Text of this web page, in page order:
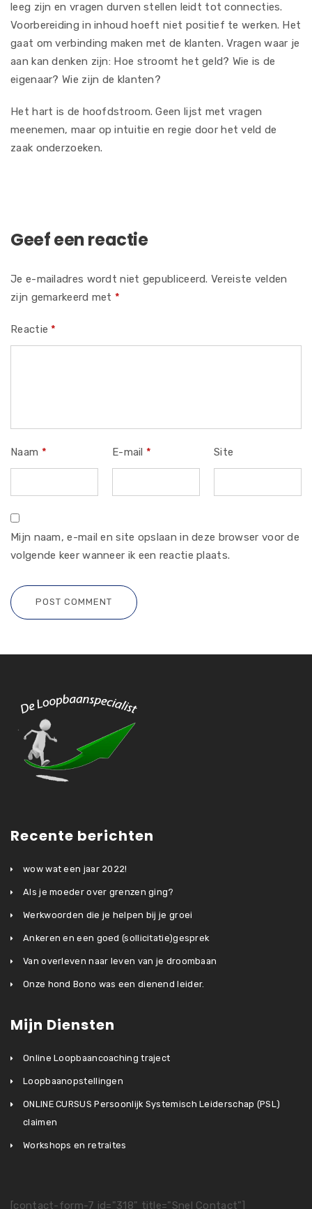
leeg zijn en vragen durven stellen leidt tot connecties.
Voorbereiding in inhoud hoeft niet positief te werken. Het
gaat om verbinding maken met de klanten. Vragen waar je
aan kan denken zijn: Hoe stroomt het geld? Wie is de
eigenaar? Wie zijn de klanten?
Het hart is de hoofdstroom. Geen lijst met vragen
meenemen, maar op intuitie en regie door het veld de
zaak onderzoeken.
Geef een reactie
Je e-mailadres wordt niet gepubliceerd. Vereiste velden
zijn gemarkeerd met *
Reactie *
Naam * E-mail * Site
Mijn naam, e-mail en site opslaan in deze browser voor de
volgende keer wanneer ik een reactie plaats.
POST COMMENT
Recente berichten
wow wat een jaar 2022!
Als je moeder over grenzen ging?
Werkwoorden die je helpen bij je groei
Ankeren en een goed (sollicitatie)gesprek
Van overleven naar leven van je droombaan
Onze hond Bono was een dienend leider.
Mijn Diensten
Online Loopbaancoaching traject
Loopbaanopstellingen
ONLINE CURSUS Persoonlijk Systemisch Leiderschap (PSL)
claimen
Workshops en retraites
[contact-form-7 id="318" title="Snel Contact"]